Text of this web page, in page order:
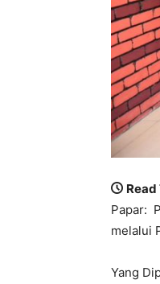
Papar:
melalui
Yang